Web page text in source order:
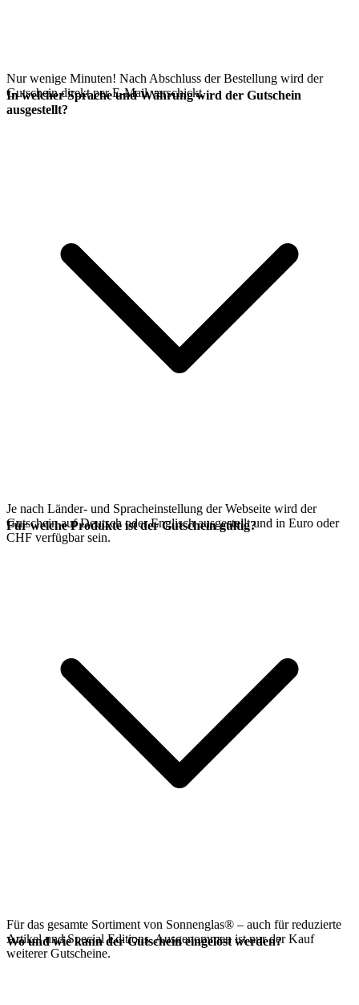
Nur wenige Minuten! Nach Abschluss der Bestellung wird der
Gutschein direkt per E-Mail verschickt.
In welcher Sprache und Währung wird der Gutschein
ausgestellt?
Je nach Länder- und Spracheinstellung der Webseite wird der
Gutschein auf Deutsch oder Englisch ausgestellt und in Euro oder
CHF verfügbar sein.
Für welche Produkte ist der Gutschein gültig?
Für das gesamte Sortiment von Sonnenglas® – auch für reduzierte
Artikel und Special Editions. Ausgenommen ist nur der Kauf
weiterer Gutscheine.
Wo und wie kann der Gutschein eingelöst werden?